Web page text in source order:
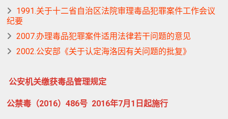
1991.关于十二省自治区法院审理毒品犯罪案件工作会议
纪要
2007.办理毒品犯罪案件适用法律若干问题的意见
2002.公安部《关于认定海洛因有关问题的批复》
公安机关缴获毒品管理规定
公禁毒（2016）486号 2016年7月1日起施行